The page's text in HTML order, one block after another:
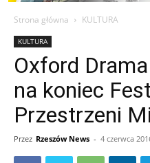
Strona główna KULTURA
KULTURA
Oxford
na koniec
Przestrzeni
Przez Rzeszów News - 4 czerwca